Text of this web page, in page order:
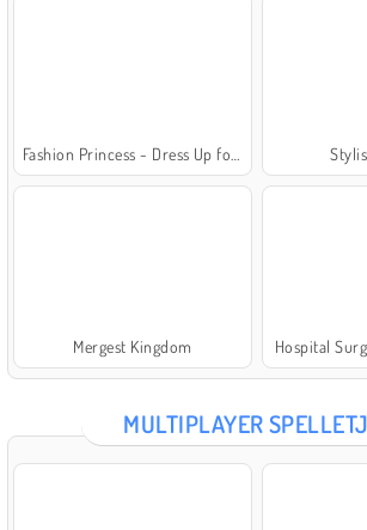
Mergest Kingdom Hospital
MULTIPLAYER